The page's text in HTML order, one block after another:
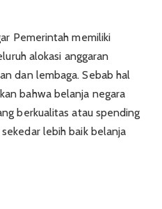
Pemerintah memiliki
alokasi anggaran
dan lembaga. Sebab hal
bahwa belanja negara
berkualitas atau spending
lebih baik belanja